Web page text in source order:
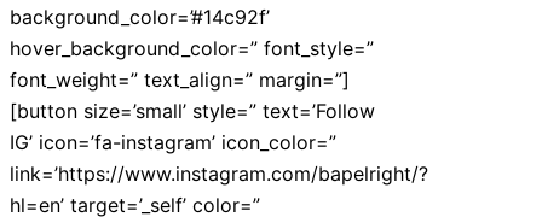
background_color=’#14c92f’
hover_background_color=” font_style=”
font_weight=” text_align=” margin=”]
[button size=’small’ style=” text=’Follow
IG’ icon=’fa-instagram’ icon_color=”
link=’https://www.instagram.com/bapelright/?
hl=en’ target=’_self’ color=”